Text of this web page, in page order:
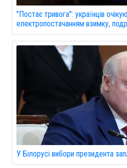
"Постає тривога": українців
електропостачанням взимку,
У Білорусі вибори президента